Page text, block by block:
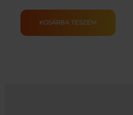
félautómata
játékpuska-
KOSÁRBA TESZEM